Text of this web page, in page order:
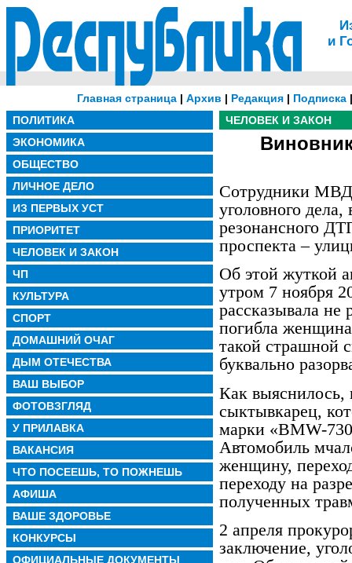
и
Главная страница | Архив | Редакция | Подписка
ПОЛИТИКА
ЭКОНОМИКА
ОБЩЕСТВО
ЛИЧНОЕ ДЕЛО
ИЗ ПЕРВЫХ УСТ
ПРИОРИТЕТ
ЧЕЛОВЕК И ЗАКОН
ЧП
КУЛЬТУРА
СПОРТ
ДОМАШНИЙ ОЧАГ
ДЫМ ОТЕЧЕСТВА
ВАШ ВЫБОР
ФОТОВЗГЛЯД
У ПРИЛАВКА
ВАКАНСИЯ
ЧТО ПОСЕЕШЬ, ТО ПОЖНЕШЬ
АФИША
ВАШЕ ЗДОРОВЬЕ
КОНКУРСЫ
ОФИЦИАЛЬНЫЕ ДОКУМЕНТЫ
ЧЕЛОВЕК И ЗАКОН
Сотрудники МВД
уголовного
резонансного
проспекта –
Об этой жуткой
утром 7 ноября
рассказывала не
погибла
такой страшной
буквально
Как
сыктывкарец,
марки «BMW-
Автомобиль
женщину,
переходу на
полученных
2 апреля
заключение,